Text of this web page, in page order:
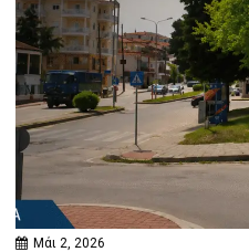
Μάι 2, 2026